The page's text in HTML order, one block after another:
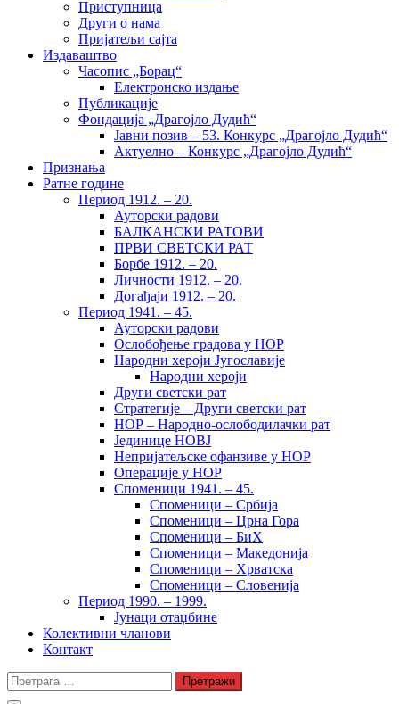
Приступница
Други о нама
Пријатељи сајта
Издаваштво
Часопис „Борац“
Електронско издање
Публикације
Фондација „Драгојло Дудић“
Јавни позив – 53. Конкурс „Драгојло Дудић“
Актуелно – Конкурс „Драгојло Дудић“
Признања
Ратне године
Период 1912. – 20.
Ауторски радови
БАЛКАНСКИ РАТОВИ
ПРВИ СВЕТСКИ РАТ
Борбе 1912. – 20.
Личности 1912. – 20.
Догађаји 1912. – 20.
Период 1941. – 45.
Ауторски радови
Ослобођење градова у НОР
Народни хероји Југославије
Народни хероји
Други светски рат
Стратегије – Други светски рат
НОР – Народно-ослободилачки рат
Јединице НОВЈ
Непријатељске офанзиве у НОР
Операције у НОР
Споменици 1941. – 45.
Споменици – Србија
Споменици – Црна Гора
Споменици – БиХ
Споменици – Македонија
Споменици – Хрватска
Споменици – Словенија
Период 1990. – 1999.
Јунаци отаџбине
Колективни чланови
Контакт
Претрага
за: